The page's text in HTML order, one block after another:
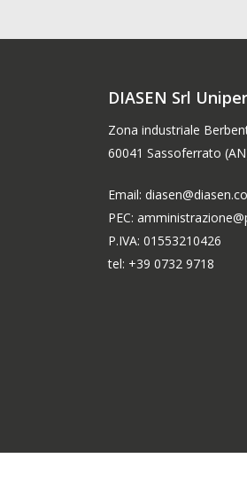
DIASEN Srl
Zona industriale
60041 Sassoferrato
Email:
PEC:
P.IVA: 01553210426
tel: +39 0732 9718